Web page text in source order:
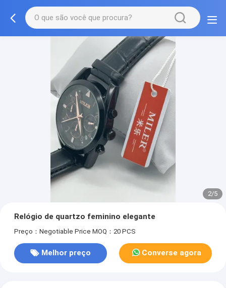
2/5
Relógio de quartzo feminino elegante
Preço：Negotiable Price MOQ：20 PCS
Melhor preço Converse agora